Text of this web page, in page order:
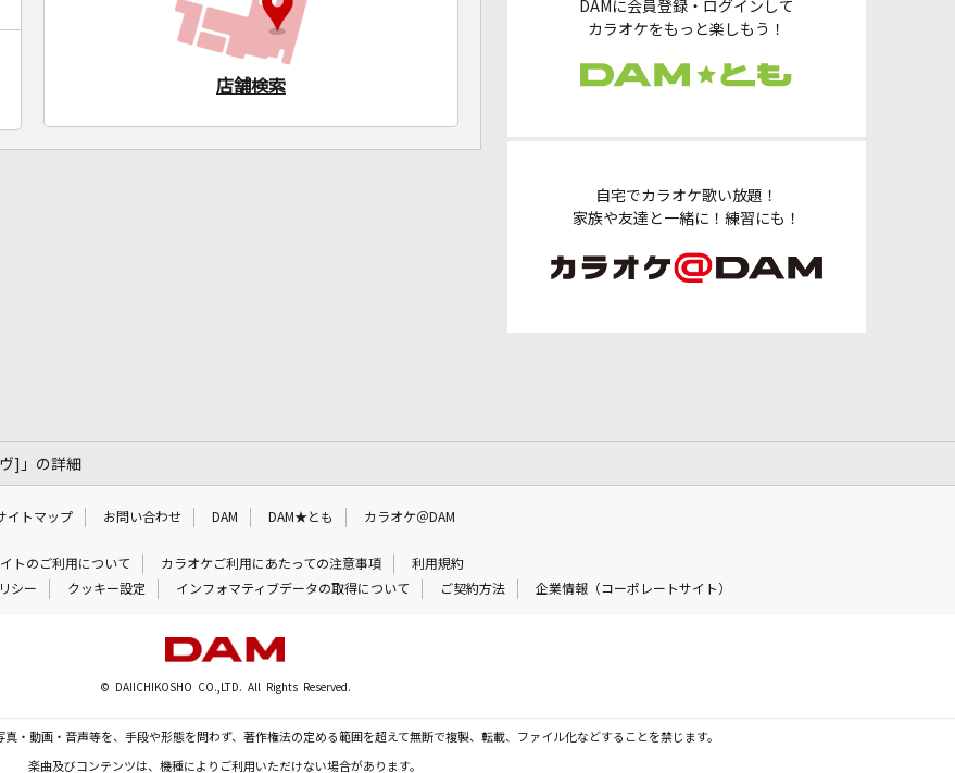
DAMに会員登録・ログインして
カラオケをもっと楽しもう！
自宅でカラオケ歌い放題！
家族や友達と一緒に！練習にも！
店舗検索
]」の詳細
イトマップ お問い合わせ DAM DAM★とも カラオケ＠DAM
トのご利用について カラオケご利用にあたっての注意事項
利用規約
シー クッキー設定 インフォマティブデータの取得について ご契約方法 企業情報（コーポレートサイト）
© DAIICHIKOSHO CO.,LTD. All Rights Reserved.
・動画・音声等を、手段や形態を問わず、著作権法の定める範囲を超えて無断で複製、転載、ファイル化などすることを禁じます。
楽曲及びコンテンツは、機種によりご利用いただけない場合があります。